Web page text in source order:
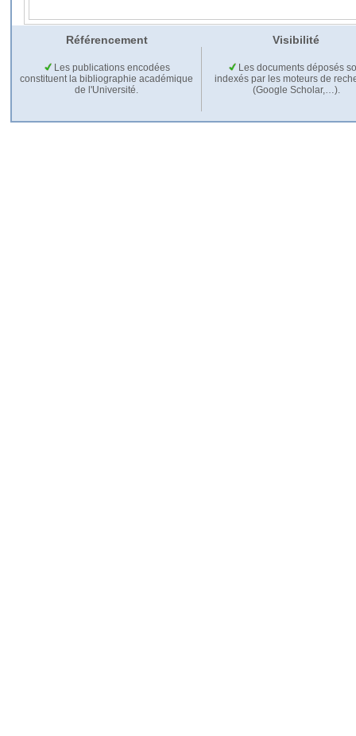
Référencement Visibilité
Les publications encodées
constituent la bibliographie académique
de l'Université.
Les documents déposés
indexés par les moteurs de
(Google Scholar,…).